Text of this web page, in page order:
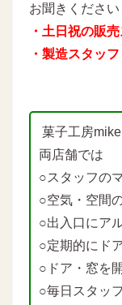
お聞きください
・土日祝の販
・製造スタッ
菓子工房
両店舗では
○スタッフの
○空気・空間
○出入口にア
○定期的にド
○ドア・窓を
○毎日スタッ